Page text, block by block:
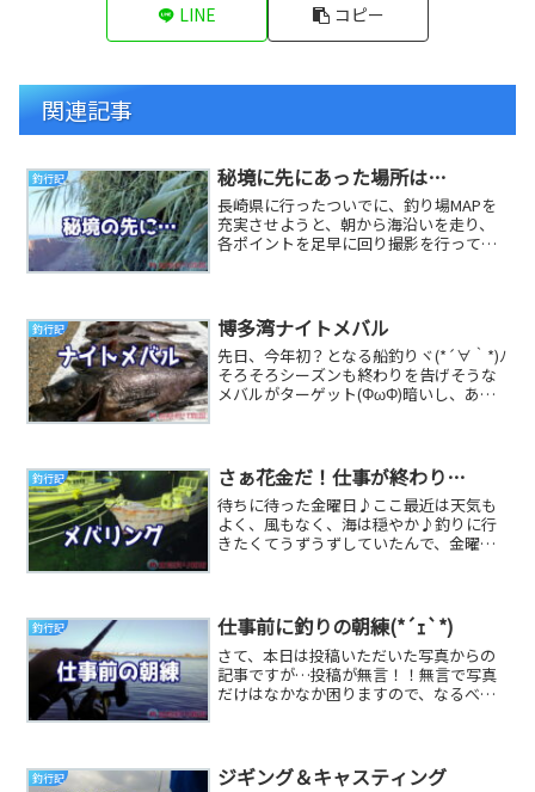
LINE コピー
関連記事
釣行記 秘境に先にあった場所は…
長崎県に行ったついでに、釣り場MAPを
充実させようと、朝から海沿いを走り、
各ポイントを足早に回り撮影を行ってい
釣行記 博多湾ナイトメバル
先日、今年初？となる船釣りヾ(*´∀｀*)ﾉ
そろそろシーズンも終わりを告げそうな
メバルがターゲット(ΦωΦ)暗いし、あま
釣行記 さぁ花金だ！仕事が終わり…
待ちに待った金曜日♪ここ最近は天気も
よく、風もなく、海は穏やか♪釣りに行
きたくてうずうずしていたんで、金曜日
釣行記 仕事前に釣りの朝練(*´ｪ`*)
さて、本日は投稿いただいた写真からの
記事ですが…投稿が無言！！無言で写真
だけはなかなか困りますので、なるべく
釣行記 ジギング＆キャスティング